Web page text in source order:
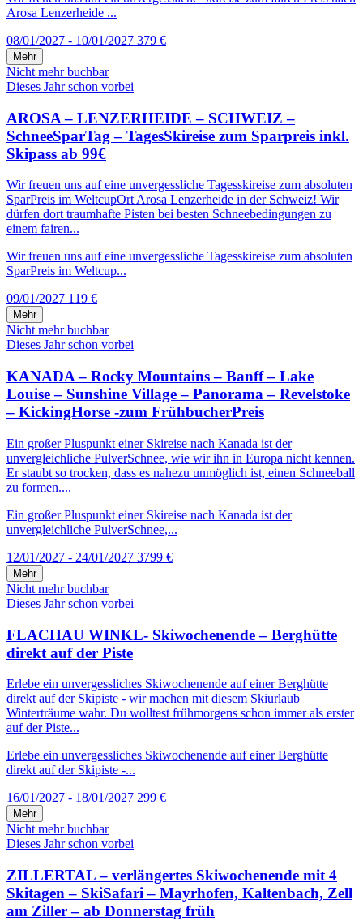
Arosa Lenzerheide ...
08/01/2027 - 10/01/2027 379 €
Mehr
Nicht mehr buchbar
Dieses Jahr schon vorbei
AROSA – LENZERHEIDE – SCHWEIZ –
SchneeSparTag – TagesSkireise zum Sparpreis inkl.
Skipass ab 99€
Wir freuen uns auf eine unvergessliche Tagesskireise zum absoluten
SparPreis im WeltcupOrt Arosa Lenzerheide in der Schweiz! Wir
dürfen dort traumhafte Pisten bei besten Schneebedingungen zu
einem fairen...
Wir freuen uns auf eine unvergessliche Tagesskireise zum absoluten
SparPreis im Weltcup...
09/01/2027 119 €
Mehr
Nicht mehr buchbar
Dieses Jahr schon vorbei
KANADA – Rocky Mountains – Banff – Lake
Louise – Sunshine Village – Panorama – Revelstoke
– KickingHorse -zum FrühbucherPreis
Ein großer Pluspunkt einer Skireise nach Kanada ist der
unvergleichliche PulverSchnee, wie wir ihn in Europa nicht kennen.
Er staubt so trocken, dass es nahezu unmöglich ist, einen Schneeball
zu formen....
Ein großer Pluspunkt einer Skireise nach Kanada ist der
unvergleichliche PulverSchnee,...
12/01/2027 - 24/01/2027 3799 €
Mehr
Nicht mehr buchbar
Dieses Jahr schon vorbei
FLACHAU WINKL- Skiwochenende – Berghütte
direkt auf der Piste
Erlebe ein unvergessliches Skiwochenende auf einer Berghütte
direkt auf der Skipiste - wir machen mit diesem Skiurlaub
Winterträume wahr. Du wolltest frühmorgens schon immer als erster
auf der Piste...
Erlebe ein unvergessliches Skiwochenende auf einer Berghütte
direkt auf der Skipiste -...
16/01/2027 - 18/01/2027 299 €
Mehr
Nicht mehr buchbar
Dieses Jahr schon vorbei
ZILLERTAL – verlängertes Skiwochenende mit 4
Skitagen – SkiSafari – Mayrhofen, Kaltenbach, Zell
am Ziller – ab Donnerstag früh